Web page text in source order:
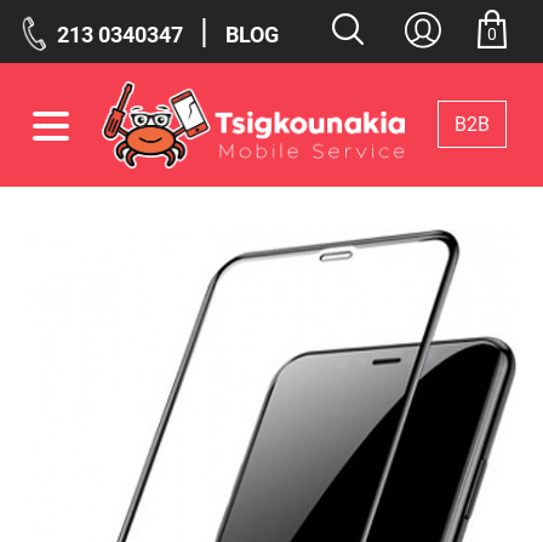
213 0340347 | BLOG
Β2Β
0
Επιλεγμένα Φίλτρα